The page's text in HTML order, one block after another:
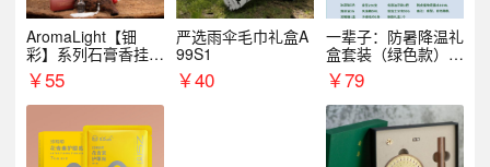
AromaLight【钿
彩】系列石膏香挂
（代发香味随机）
￥55
严选雨伞毛巾礼盒A
99S1
￥40
一辈子：防暑降温礼
盒套装（绿色款）支
持自由搭配
￥79